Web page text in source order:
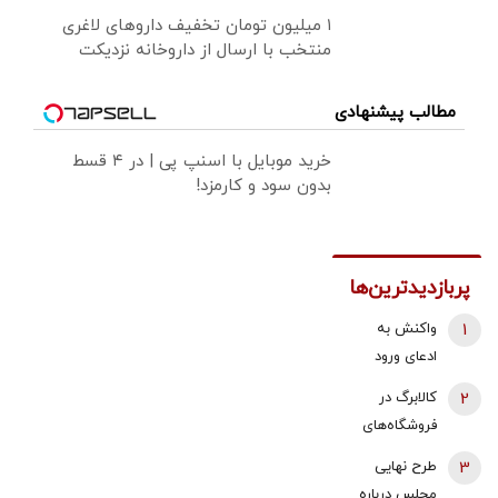
۱ میلیون تومان تخفیف داروهای لاغری
منتخب با ارسال از داروخانه نزدیکت
مطالب پیشنهادی
خرید موبایل با اسنپ پی | در ۴ قسط
بدون سود و کارمزد!
پربازدیدترین‌ها
واکنش به
ادعای ورود
هواگردها به
دقیقه قبل از
حمله به بیت
1
کالابرگ در
فروشگاه‌های
شد
2
طرح نهایی
3